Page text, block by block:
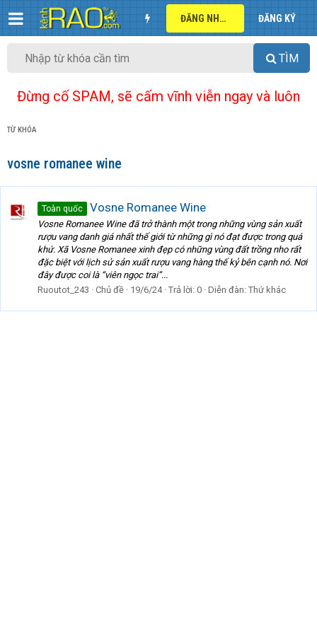
ĐĂNG NHẬP ĐĂNG KÝ
TÌM
Đừng cố SPAM, sẽ cấm vĩnh viễn ngay và luôn
TỪ KHÓA
vosne romanee wine
Toàn quốc Vosne Romanee Wine
Vosne Romanee Wine đã trở thành một trong những vùng sản xuất
rượu vang danh giá nhất thế giới từ những gì nó đạt được trong quá
khứ. Xã Vosne Romanee xinh đẹp có những vùng đất trồng nho rất
đặc biệt với lịch sử sản xuất rượu vang hàng thế kỷ bên cạnh nó. Nơi
đây được coi là “viên ngọc trai”...
Ruoutot_243
Chủ đề 19/6/24 Trả lời: 0 Diễn đàn: Thứ khác